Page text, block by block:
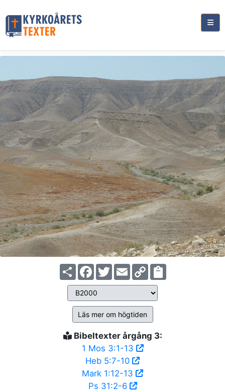
ShareFacebook
TwitterEmailCopy
Link
Läs mer om högtiden
Bibeltexter årgång 3:
1 Mos 3:1-13
Heb 5:7-10
Mark 1:12-13
Ps 31:2-6